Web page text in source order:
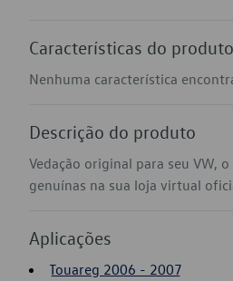
Características do produto
Nenhuma característica
Descrição do produto
Vedação original para seu VW,
genuínas na sua loja virtual
Aplicações
Touareg 2006 - 2007